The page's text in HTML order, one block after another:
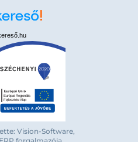
Vision-Software,